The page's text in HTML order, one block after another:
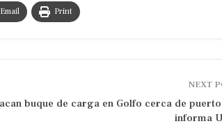
Email Print
NEXT
buque de carga en Golfo cerca de
informa